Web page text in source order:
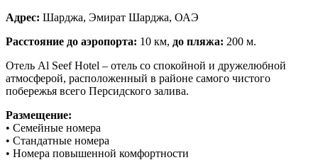
Адрес: Шарджа, Эмират Шарджа, ОАЭ
Расстояние до аэропорта: 10 км, до пляжа: 200 м.
Отель Al Seef Hotel – отель со спокойной и дружелюбной
атмосферой, расположенный в районе самого чистого
побережья всего Персидского залива.
Размещение:
• Семейные номера
• Стандатные номера
• Номера повышенной комфортности